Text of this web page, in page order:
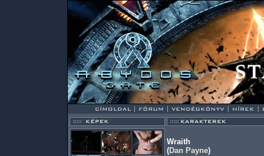
Wraith
(Dan Payne)